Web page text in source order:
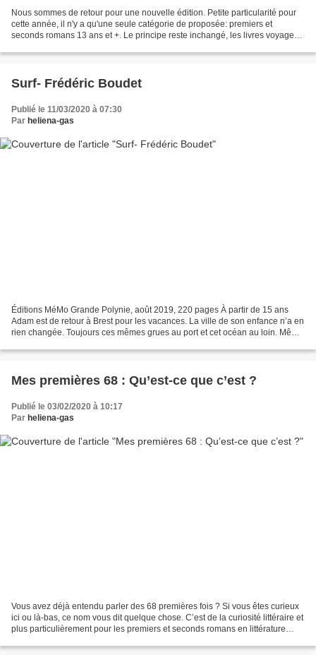
Nous sommes de retour pour une nouvelle édition. Petite particularité pour
cette année, il n'y a qu'une seule catégorie de proposée: premiers et
seconds romans 13 ans et +. Le principe reste inchangé, les livres voyagent
Surf- Frédéric Boudet
Publié le 11/03/2020 à 07:30
Par heliena-gas
Éditions MéMo Grande Polynie, août 2019, 220 pages À partir de 15 ans
Adam est de retour à Brest pour les vacances. La ville de son enfance n’a en
rien changée. Toujours ces mêmes grues au port et cet océan au loin. Même
Mes premières 68 : Qu’est-ce que c’est ?
Publié le 03/02/2020 à 10:17
Par heliena-gas
Vous avez déjà entendu parler des 68 premières fois ? Si vous êtes curieux
ici ou là-bas, ce nom vous dit quelque chose. C’est de la curiosité littéraire et
plus particulièrement pour les premiers et seconds romans en littérature